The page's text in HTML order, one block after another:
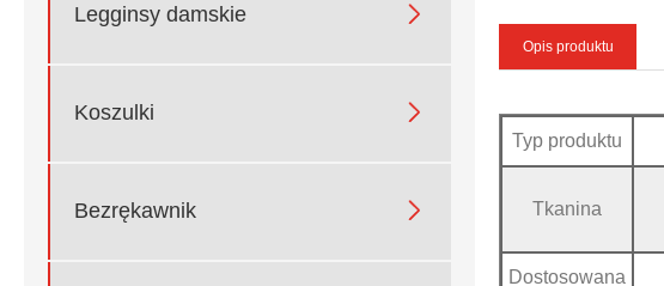
Legginsy damskie 
Koszulki 
Bezrękawnik 
Opis produktu
Typ produktu
Tkanina
Dostosowana